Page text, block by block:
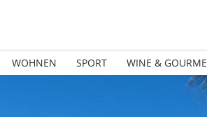
WOHNEN SPORT WINE &